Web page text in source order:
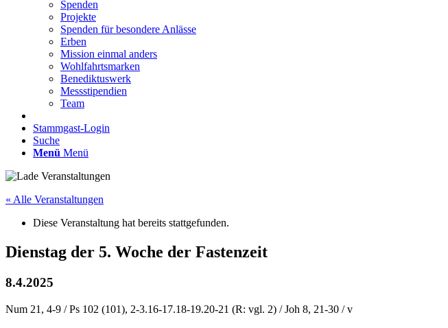
Spenden
Projekte
Spenden für besondere Anlässe
Erben
Mission einmal anders
Wohlfahrtsmarken
Benediktuswerk
Messstipendien
Team
Stammgast-Login
Suche
Menü Menü
« Alle Veranstaltungen
Diese Veranstaltung hat bereits stattgefunden.
Dienstag der 5. Woche der Fastenzeit
8.4.2025
Num 21, 4-9 / Ps 102 (101), 2-3.16-17.18-19.20-21 (R: vgl. 2) / Joh 8, 21-30 / v